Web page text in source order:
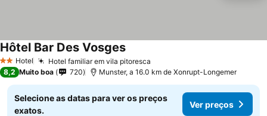
2 Estrelas
Hotel Hotel familiar em vila pitoresca
Hôtel Bar Des VosgesVer preços
8,2 Muito boa 720 Munster, a 16.0 km de Xonrupt-Longemer
Selecione as datas para ver os preços
exatos.
Ver preços